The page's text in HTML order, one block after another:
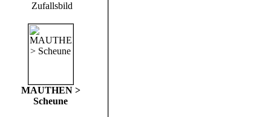
Zufallsbild
MAUTHEN >
Scheune